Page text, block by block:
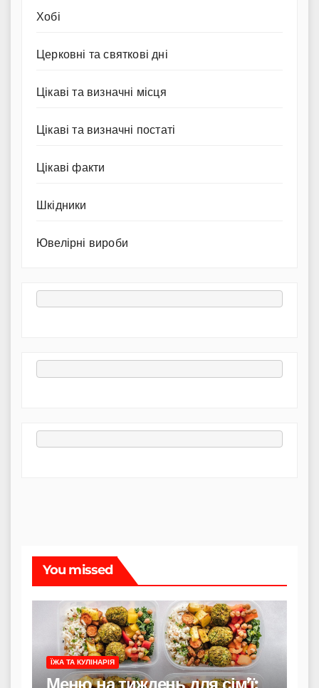
Хобі
Церковні та святкові дні
Цікаві та визначні місця
Цікаві та визначні постаті
Цікаві факти
Шкідники
Ювелірні вироби
You missed
ЇЖА ТА КУЛІНАРІЯ
Меню на тиждень для сім’ї: